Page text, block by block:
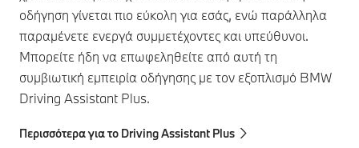
οδήγηση γίνεται πιο εύκολη για εσάς, ενώ παράλληλα
παραμένετε ενεργά συμμετέχοντες και υπεύθυνοι.
Μπορείτε ήδη να επωφεληθείτε από αυτή τη
συμβιωτική εμπειρία οδήγησης με τον εξοπλισμό BMW
Driving Assistant Plus.
Περισσότερα για το Driving Assistant Plus